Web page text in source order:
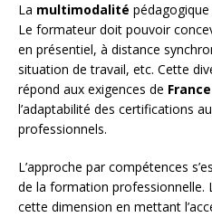
La multimodalité
Le formateur doit pouvoir
en présentiel, à distance
situation de travail, etc. Cette
répond aux exigences de
l’adaptabilité des certifications
professionnels.
L’approche par compétences
de la formation professionnelle.
cette dimension en mettant